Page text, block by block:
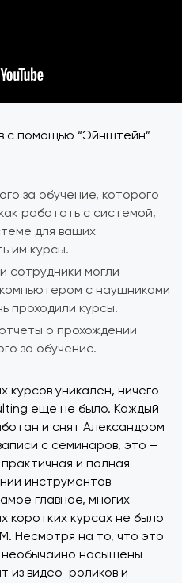
с помощью “Эйнштейн”
за обучение, которого
работать с системой,
для ваших
им курсы.
сотрудники могли
с наушниками
проходили курсы.
о прохождении
за обучение.
курсов уникален, ничего
еще не было. Каждый
и снят Александром
с семинаров, это —
и полная
инструментов
главное, многих
коротких курсах не было
Несмотря на то, что это
необычайно насыщены
из видео-роликов и